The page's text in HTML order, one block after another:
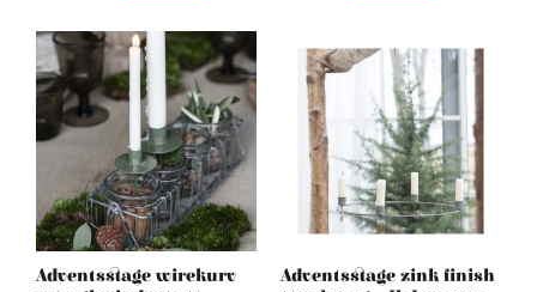
Adventsstage wirekurv
Adventsstage zink finish